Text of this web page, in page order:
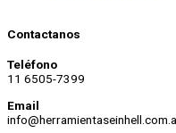
Contactanos
Teléfono
11 6505-7399
Email